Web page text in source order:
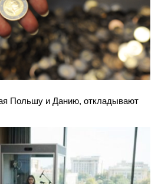
Польшу и Данию, откладывают